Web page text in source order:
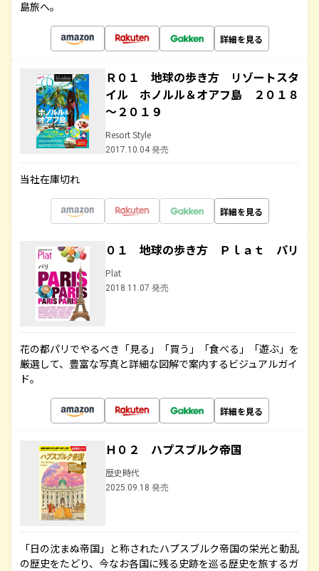
島旅へ。
詳細を見る
Ｒ０１ 地球の歩き方 リゾートスタ
イル ホノルル＆オアフ島 ２０１８
～２０１９
Resort Style
2017.10.04 発売
当社在庫切れ
詳細を見る
０１ 地球の歩き方 Ｐｌａｔ パリ
Plat
2018.11.07 発売
花の都パリでやるべき「見る」「買う」「食べる」「遊ぶ」を
厳選して、豊富な写真と詳細な図解で案内するビジュアルガイ
ド。
詳細を見る
Ｈ０２ ハプスブルク帝国
歴史時代
2025.09.18 発売
「日の沈まぬ帝国」と称されたハプスブルク帝国の栄光と動乱
の歴史をたどり、今なお各国に残る史跡を巡る歴史を旅するガ